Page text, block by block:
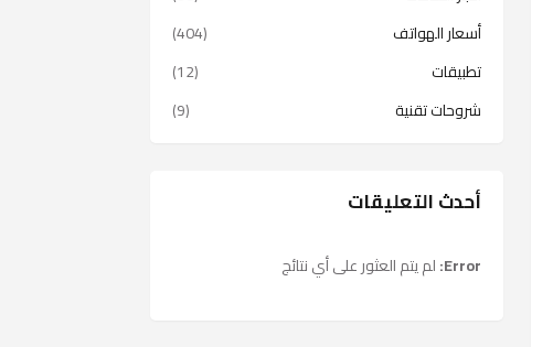
أسعار الهواتف
(404)
تطبيقات
(12)
شروحات تقنية
(9)
أحدث التعليقات
Error: لم يتم العثور على أي نتائج